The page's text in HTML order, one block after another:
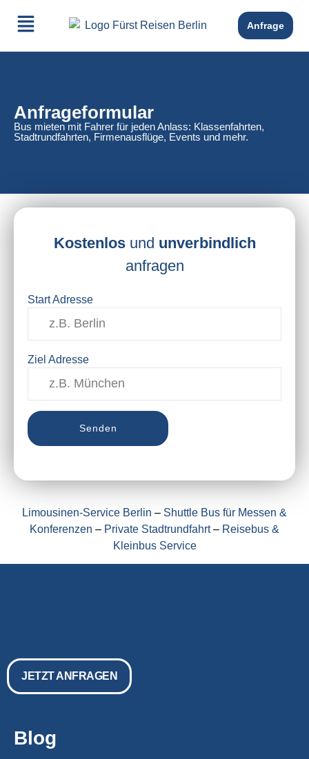
Anfrage
Anfrageformular
Bus mieten mit Fahrer für jeden Anlass: Klassenfahrten,
Stadtrundfahrten, Firmenausflüge, Events und mehr.
Kostenlosund unverbindlich
anfragen
Start Adresse
Ziel Adresse
Limousinen-Service Berlin – Shuttle Bus für Messen &
Konferenzen – Private Stadtrundfahrt– Reisebus &
Kleinbus Service
JETZT ANFRAGEN
Blog